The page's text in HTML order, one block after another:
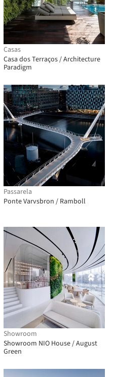
Casas
Casa dos Terraços / Architecture
Paradigm
Passarela
Ponte Varvsbron / Ramboll
Showroom
Showroom NIO House / August
Green